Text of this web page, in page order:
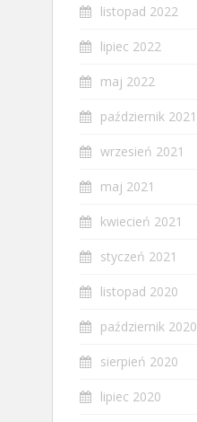
listopad 2022
lipiec 2022
maj 2022
październik 2021
wrzesień 2021
maj 2021
kwiecień 2021
styczeń 2021
listopad 2020
październik 2020
sierpień 2020
lipiec 2020